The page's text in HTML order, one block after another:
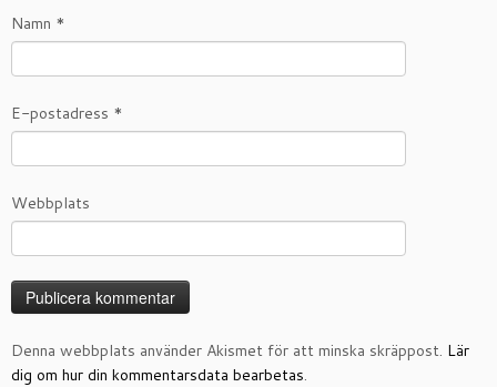
Namn *
E-postadress *
Webbplats
Denna webbplats använder Akismet för att minska skräppost. Lär
dig om hur din kommentarsdata bearbetas.